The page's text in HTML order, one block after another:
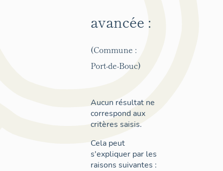
avancée :
(Commune :
Port-de-Bouc)
Aucun résultat ne
correspond aux
critères saisis.
Cela peut
s'expliquer par les
raisons suivantes :